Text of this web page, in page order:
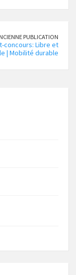
PUBLICATION
concours: Libre et
| Mobilité durable